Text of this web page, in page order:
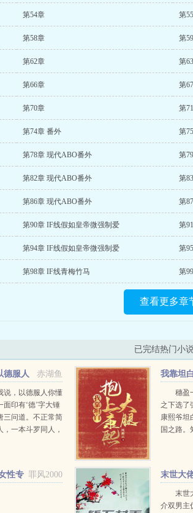
第54章 第
第58章 第
第62章 第
第66章 第
第70章 第
第74章 番外 第
第78章 现代ABO番外 第
第82章 现代ABO番外 第
第86章 现代ABO番外 第
第90章 IF线假如皇帝微强制爱 第
第94章 IF线假如皇帝微强制爱 第
第98章 IF线青梅竹马 第
查看更多章
已完结热门小
赤湖鱼
德服人
说，以德服人你懂
印有‘德’字大锤
三问道。不正常简
一本斗罗同人，
我靠坦
穗盈
之下选了
康熙爷坦
国之路。
罪风2000
性专
末世大
末世
介双男主